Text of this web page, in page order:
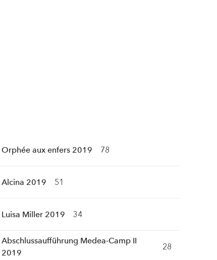
Orphée aux enfers 2019 78
Alcina 2019 51
Luisa Miller 2019 34
Abschlussaufführung Medea-Camp II
2019
28